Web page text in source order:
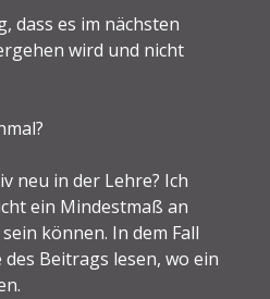
dass es im nächsten
wird und nicht
neu in der Lehre? Ich
ein Mindestmaß an
können. In dem Fall
Beitrags lesen, wo ein